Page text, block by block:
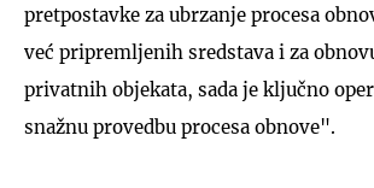
pretpostavke za ubrzanje procesa
već pripremljenih sredstava i za
privatnih objekata, sada je ključno
snažnu provedbu procesa obnove".